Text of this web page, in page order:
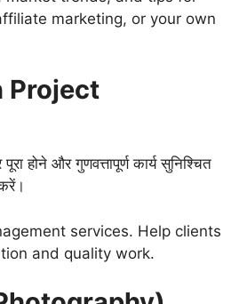
marketing, or your own
Project
होने और गुणवत्तापूर्ण कार्य सुनिश्चित
services. Help clients
and quality work.